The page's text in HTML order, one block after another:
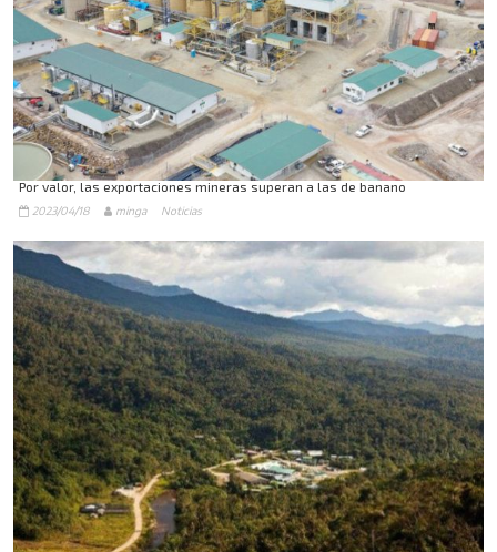
Por valor, las exportaciones mineras superan a las de banano
2023/04/18 minga Noticias